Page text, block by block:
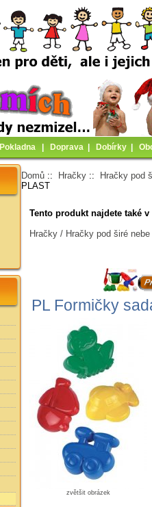
Pokladna Doprava Dobírky
Domů :: Hračky ::
Hračky pod
PLAST
Tento produkt najdete také
Hračky / Hračky pod širé
PL Formičky
zvětšit obrázek